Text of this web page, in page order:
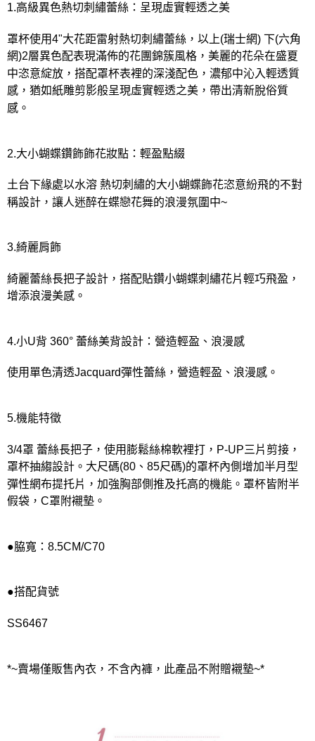
1.高級異色熱切刺繡蕾絲：呈現虛實輕透之美
罩杯使用4"大花距雷射熱切刺繡蕾絲，以上(瑞士網) 下(六角
網)2層異色配表現滿佈的花團錦簇風格，美麗的花朵在盛夏
中恣意綻放，搭配罩杯表裡的深淺配色，濃郁中沁入輕透質
感，猶如紙雕剪影般呈現虛實輕透之美，帶出清新脫俗質
感。
2.大小蝴蝶鑽飾飾花妝點：輕盈點綴
土台下緣處以水溶 熱切刺繡的大小蝴蝶飾花恣意紛飛的不對
稱設計，讓人迷醉在蝶戀花舞的浪漫氛圍中~
3.綺麗肩飾
綺麗蕾絲長把子設計，搭配貼鑽小蝴蝶刺繡花片輕巧飛盈，
增添浪漫美感。
4.小U背 360° 蕾絲美背設計：營造輕盈、浪漫感
使用單色清透Jacquard彈性蕾絲，營造輕盈、浪漫感。
5.機能特徵
3/4罩 蕾絲長把子，使用膨鬆絲棉軟裡打，P-UP三片剪接，
罩杯抽縐設計。大尺碼(80、85尺碼)的罩杯內側增加半月型
彈性網布提托片，加強胸部側推及托高的機能。罩杯皆附半
假袋，C罩附襯墊。
●脇寬：8.5CM/C70
●搭配貨號
SS6467
*~賣場僅販售內衣，不含內褲，此產品不附贈襯墊~*